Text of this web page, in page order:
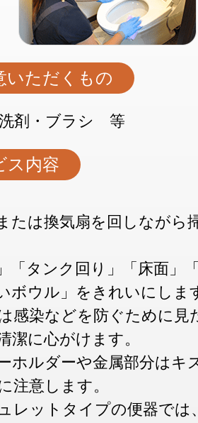
いただくもの
洗剤・ブラシ 等
ス内容
たは換気扇を回しながら
「タンク回り」「床面」
ボウル」をきれいにしま
感染などを防ぐために見
潔に心がけます。
ホルダーや金属部分はキ
注意します。
レットタイプの便器では